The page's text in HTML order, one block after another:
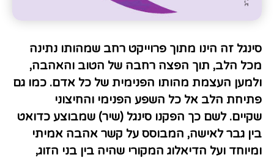
סינגל זה הינו מתוך פרוייקט רחב שמהותו נתינה
מכל הלב, תוך הפצה רחבה של הטוב והאהבה,
ולמען העצמת מהותו הפנימית של כל אדם. כמו גם
פתיחת הלב אל כל השפע הפנימי והחיצוני
שקיים. לשם כך הפקנו סינגל (שיר) שמבוצע כדואט
בין גבר לאישה, המבוסס על קשר אהבה אמיתי
ומיוחד ועל הדיאלוג המקורי שהיה בין בני הזוג,